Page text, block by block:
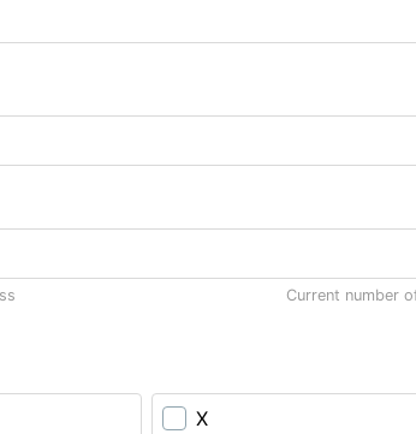
Current number
X